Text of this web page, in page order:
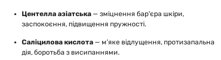
Центелла азіатська — зміцнення бар'єра шкіри,
заспокоєння, підвищення пружності.
Саліцилова кислота — м’яке відлущення, протизапальна
дія, боротьба з висипаннями.